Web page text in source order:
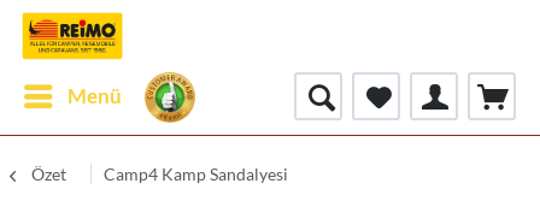
Menü
Özet Camp4 Kamp Sandalyesi